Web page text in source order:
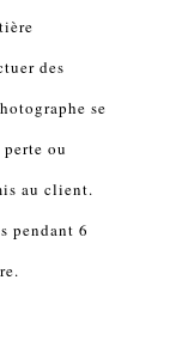
des
se
ou
au client.
pendant 6